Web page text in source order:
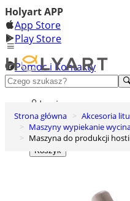
Holyart APP
App Store
Play Store
Pomoc i Kontakty
+48 222 922 860
Odkryj
Login
Lista życzeń
0
Koszyk
Strona główna
Akcesoria
Maszyny wypiekanie
Maszyna do produkcji